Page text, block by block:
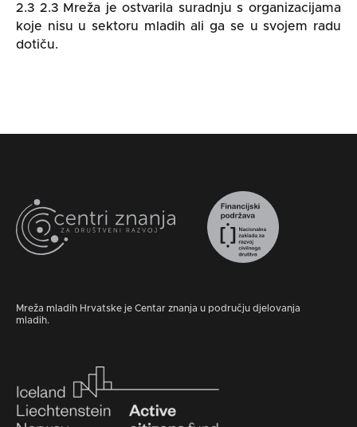
2.3 2.3 Mreža je ostvarila suradnju s organizacijama
koje nisu u sektoru mladih ali ga se u svojem radu
dotiču.
Mreža mladih Hrvatske je Centar znanja u području djelovanja
mladih.